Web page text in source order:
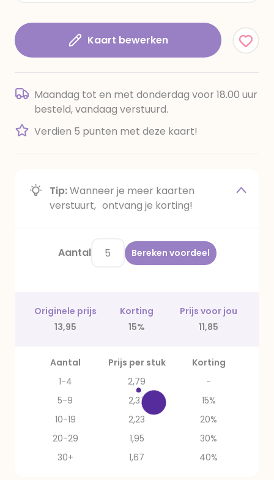
Kaart bewerken
Maandag tot en met donderdag voor 18.00 uur
besteld, vandaag verstuurd.
Verdien 5 punten met deze kaart!
Tip:Wanneer je meer kaarten
verstuurt, ontvang je korting!
Aantal Bereken voordeel
Originele prijs Korting
Prijs voor jou
13,95
15% 11,85
Aantal Prijs per stuk
Korting
1-4
2,79
-
5-9
2,37
15%
10-19
2,23
20%
20-29
1,95
30%
30+
1,67 40%